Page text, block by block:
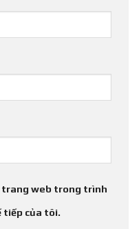
trang web trong trình
tiếp của tôi.